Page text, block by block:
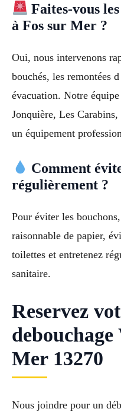
Faites-vous
à Fos sur Mer ?
Oui, nous intervenons
bouchés, les remontées
évacuation. Notre
Jonquière, Les
un équipement
Comment
régulièrement ?
Pour éviter les
raisonnable de papier,
toilettes et entretenez
sanitaire.
Reservez
Mer 13270
Nous joindre pour un